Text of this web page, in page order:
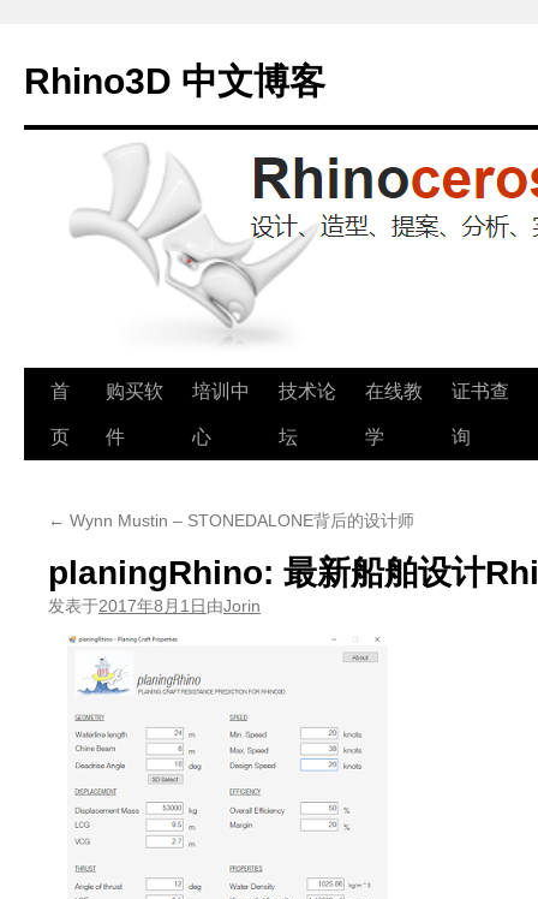
Rhino3D 中文博客
跳
至
首
页
购买软
件
培训中
心
技术论
坛
在线教
学
证书查
询
← Wynn Mustin – STONEDALONE背后的设计师
planingRhino: 最新船舶设计
发表于2017年8月1日由Jorin